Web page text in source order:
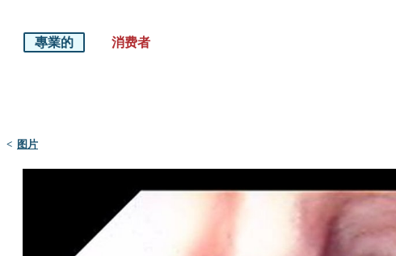
專業的 消费者
< 图片